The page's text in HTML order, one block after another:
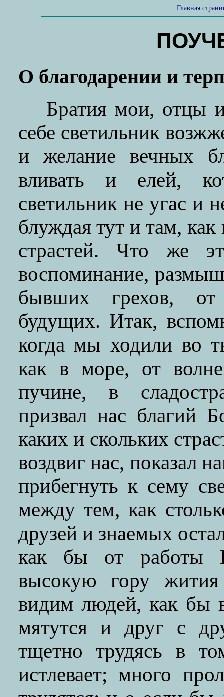
Главная
О благодарении и
Братия мои, отцы
себе светильник
и желание вечных
вливать и елей,
светильник не угас и
блуждая тут и там,
страстей. Что же
воспоминание,
бывших грехов,
будущих. Итак,
когда мы ходили во
как в море, от
пучине, в
призвал нас благий
каких и скольких
воздвиг нас, показал
прибегнуть к сему
между тем, как
друзей и знаемых
как бы от работы
высокую гору
видим людей, как бы
мятутся и друг с
тщетно трудясь в
истлевает; много